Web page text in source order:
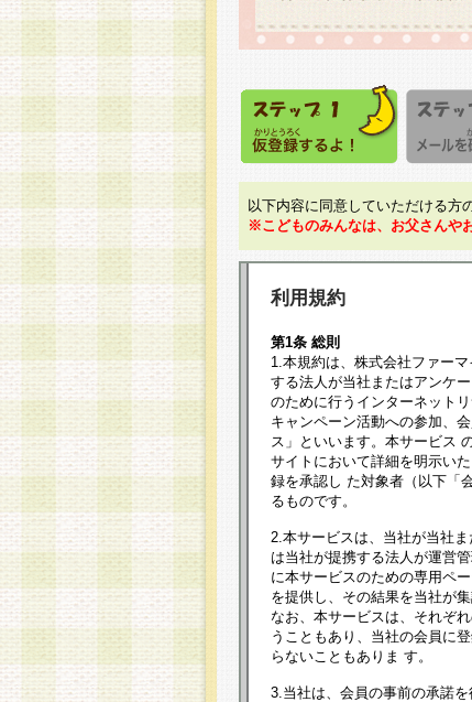
以下内容に同意していただける方
※こどものみんなは、お父さんや
利用規約
第1条 総則
1.本規約は、株式会社ファー
する法人が当社またはアンケ
のために行うインターネット
キャンペーン活動への参加、
ス」といいます。本サービス
サイトにおいて詳細を明示い
録を承認し た対象者（以下「
るものです。
2.本サービスは、当社が当社
は当社が提携する法人が運営
に本サービスのための専用ペ
を提供し、その結果を当社が
なお、本サービスは、それぞ
うこともあり、当社の会員に
らないこともありま す。
3.当社は、会員の事前の承諾